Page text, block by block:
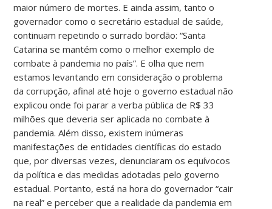
maior número de mortes. E ainda assim, tanto o
governador como o secretário estadual de saúde,
continuam repetindo o surrado bordão: “Santa
Catarina se mantém como o melhor exemplo de
combate à pandemia no país”. E olha que nem
estamos levantando em consideração o problema
da corrupção, afinal até hoje o governo estadual não
explicou onde foi parar a verba pública de R$ 33
milhões que deveria ser aplicada no combate à
pandemia. Além disso, existem inúmeras
manifestações de entidades científicas do estado
que, por diversas vezes, denunciaram os equívocos
da política e das medidas adotadas pelo governo
estadual. Portanto, está na hora do governador “cair
na real” e perceber que a realidade da pandemia em